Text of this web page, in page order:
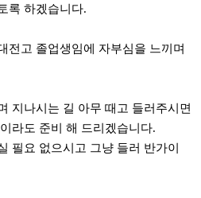
록 하겠습니다.
전고 졸업생임에 자부심을 느끼며
지나시는 길 아무 때고 들러주시면
라도 준비 해 드리겠습니다.
필요 없으시고 그냥 들러 반가이